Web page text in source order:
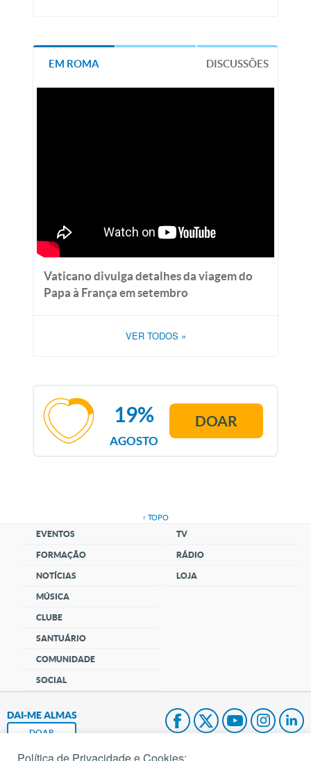
EM ROMA DISCUSSÕES
Vaticano divulga detalhes da viagem do
Papa à França em setembro
VER TODOS »
AGOSTO
19% DOAR
↑ TOPO
EVENTOS
FORMAÇÃO
NOTÍCIAS
MÚSICA
CLUBE
SANTUÁRIO
COMUNIDADE
SOCIAL
TV
RÁDIO
LOJA
DAI-ME ALMAS
DOAR